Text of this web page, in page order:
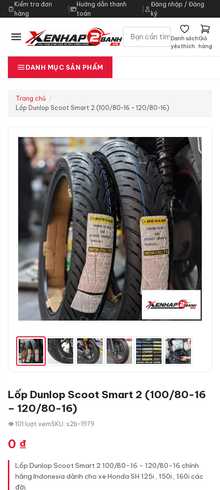
Kiểm tra đơn
hàng
|
Hướng dẫn thanh
toán
Đăng nhập / Đăng
ký
Danh sách
yêu thích
Giỏ
hàng
DANH MỤC SẢN PHẨM
Trang chủ
Lốp Dunlop Scoot Smart 2 (100/80-16 – 120/80-16)
Lốp Dunlop Scoot Smart 2 (100/80-16
– 120/80-16)
👁 101 lượt xemSKU: s2b-1979
0 ₫
Lốp Dunlop Scoot Smart 2 100/80-16 - 120/80-16 chính
hãng Indonesia dành cho xe Honda SH 125i , 150i , 160i các
đời.